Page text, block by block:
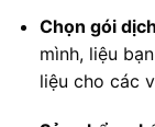
Chọn gói
mình, liệu
liệu cho các